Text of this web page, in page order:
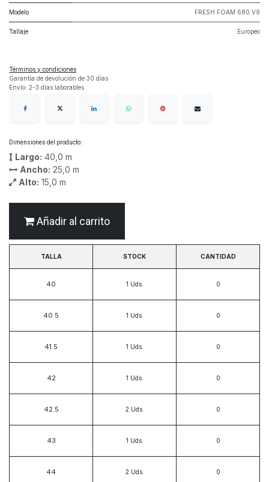
Modelo FRESH FOAM 680 V9
Tallaje Europeo
Términos y condiciones
Garantía de devolución de 30 días
Envío: 2-3 días laborables
Dimensiones del producto:
Largo: 40,0 m
Ancho: 25,0 m
Alto: 15,0 m
Añadir al carrito
TALLA STOCK CANTIDAD
40 1 Uds.
40.5 1 Uds.
41.5 1 Uds.
42 1 Uds.
42.5 2 Uds.
43 1 Uds.
44 2 Uds.